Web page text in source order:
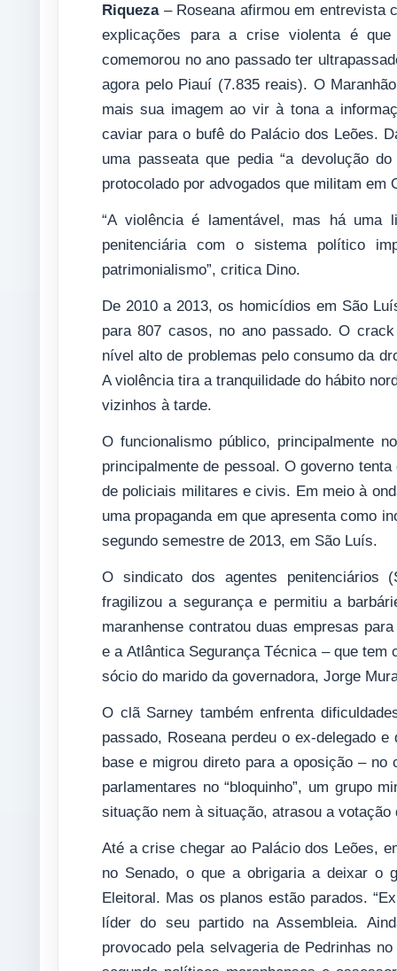
Riqueza– Roseana afirmou em entrevista
explicações para a crise violenta é
comemorou no ano passado ter
agora pelo Piauí (7.835 reais). O
mais sua imagem ao vir à tona a
caviar para o bufê do Palácio dos Leões.
uma passeata que pedia “a devolução
protocolado por advogados que militam em
“A violência é lamentável, mas há uma
penitenciária com o sistema político
patrimonialismo”, critica Dino.
De 2010 a 2013, os homicídios em São
para 807 casos, no ano passado. O
nível alto de problemas pelo consumo da
A violência tira a tranquilidade do hábito
vizinhos à tarde.
O funcionalismo público, principalmente
principalmente de pessoal. O governo
de policiais militares e civis. Em meio à
uma propaganda em que apresenta como
segundo semestre de 2013, em São Luís.
O sindicato dos agentes penitenciários
fragilizou a segurança e permitiu a
maranhense contratou duas empresas
e a Atlântica Segurança Técnica – que tem
sócio do marido da governadora, Jorge
O clã Sarney também enfrenta
passado, Roseana perdeu o ex-delegado
base e migrou direto para a oposição –
parlamentares no “bloquinho”, um grupo
situação nem à situação, atrasou a
Até a crise chegar ao Palácio dos Leões,
no Senado, o que a obrigaria a deixar o
Eleitoral. Mas os planos estão parados.
líder do seu partido na Assembleia.
provocado pela selvageria de Pedrinhas